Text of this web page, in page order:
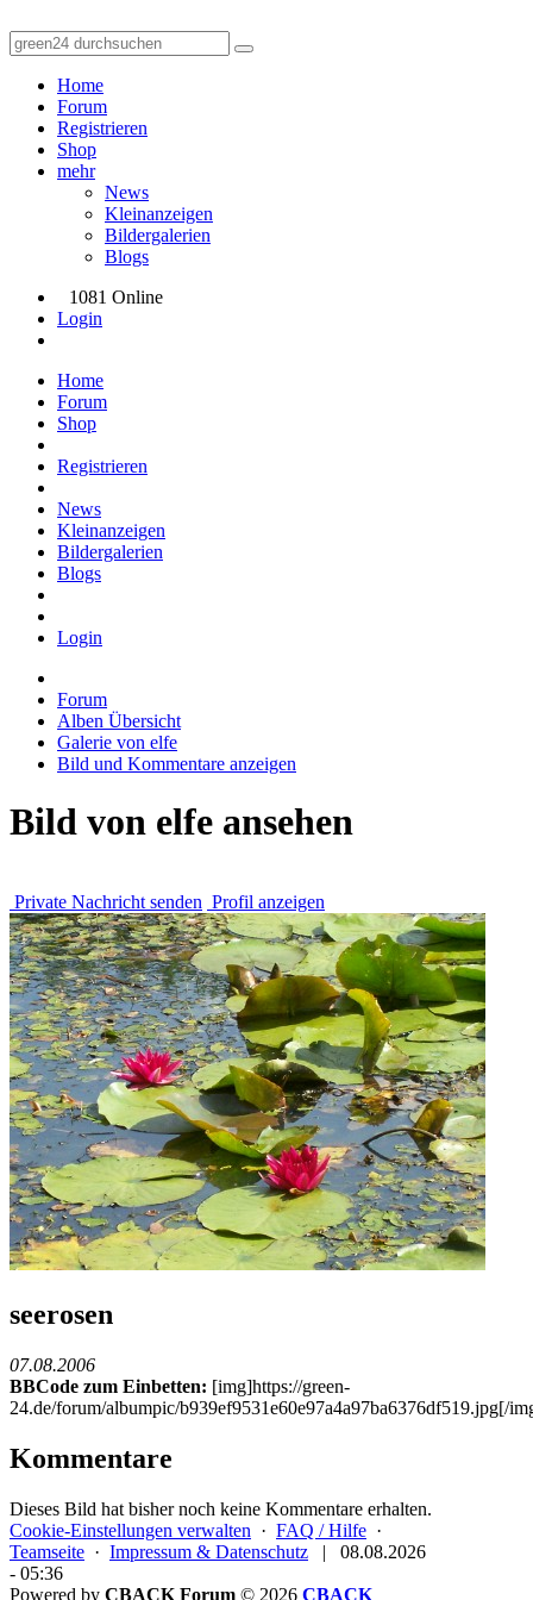
Home
Forum
Registrieren
Shop
mehr
News
Kleinanzeigen
Bildergalerien
Blogs
1081 Online
Login
Home
Forum
Shop
Registrieren
News
Kleinanzeigen
Bildergalerien
Blogs
Login
Forum
Alben Übersicht
Galerie von elfe
Bild und Kommentare anzeigen
Bild von elfe ansehen
Private Nachricht senden Profil anzeigen
seerosen
07.08.2006
BBCode zum Einbetten: [img]https://green-
24.de/forum/albumpic/b939ef9531e60e97a4a97ba6376df519.jpg[/
Kommentare
Dieses Bild hat bisher noch keine Kommentare erhalten.
Cookie-Einstellungen verwalten · FAQ / Hilfe ·
Teamseite · Impressum & Datenschutz |
08.08.2026
- 05:36
Powered by CBACK Forum © 2026 CBACK